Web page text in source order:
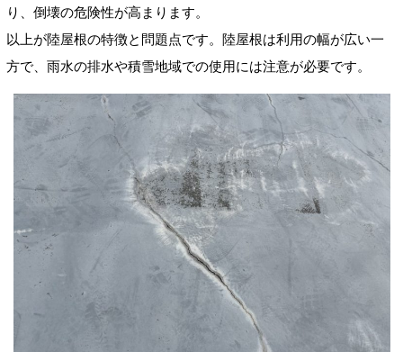
り、倒壊の危険性が高まります。
以上が陸屋根の特徴と問題点です。陸屋根は利用の幅が広い一
方で、雨水の排水や積雪地域での使用には注意が必要です。